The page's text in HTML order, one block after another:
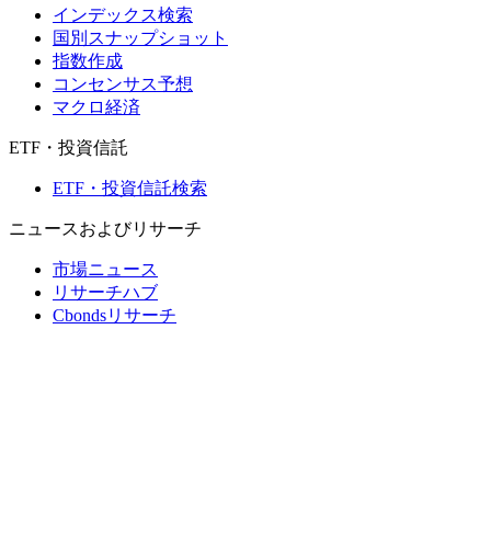
インデックス検索
国別スナップショット
指数作成
コンセンサス予想
マクロ経済
ETF・投資信託
ETF・投資信託検索
ニュースおよびリサーチ
市場ニュース
リサーチハブ
Cbondsリサーチ